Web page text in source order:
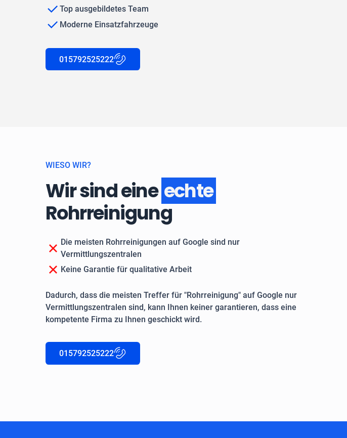
Top ausgebildetes Team
Moderne Einsatzfahrzeuge
015792525222
WIESO WIR?
Wir sind eine echte
Rohrreinigung
Die meisten Rohrreinigungen auf Google sind nur
Vermittlungszentralen
Keine Garantie für qualitative Arbeit
Dadurch, dass die meisten Treffer für "Rohrreinigung" auf Google nur
Vermittlungszentralen sind, kann Ihnen keiner garantieren, dass eine
kompetente Firma zu Ihnen geschickt wird.
015792525222